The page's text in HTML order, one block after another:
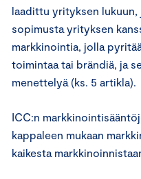
laadittu yrityksen
sopimusta yrityksen
markkinointia, jolla
toimintaa tai brändiä, ja
menettelyä (ks. 5 artikla).
ICC:n
kappaleen mukaan
kaikesta